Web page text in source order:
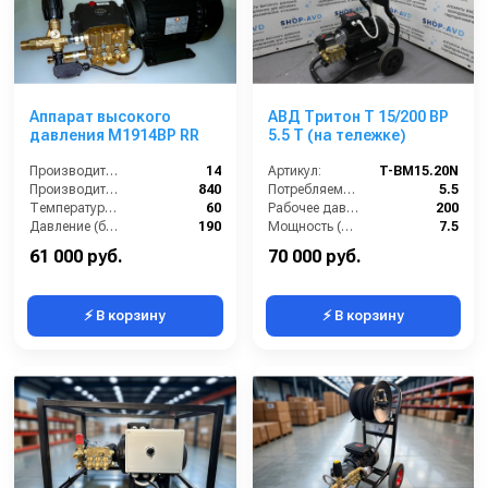
Аппарат высокого
давления M1914BP RR
Производительность (л/мин):
14
Производительность (л/ч):
840
Температура (°C):
60
Давление (бар):
190
61 000 руб.
⚡ В корзину
АВД Тритон T 15/200 BP
5.5 T (на тележке)
Артикул:
T-BM15.20N
Потребляемая мощность (кВт):
5.5
Рабочее давление (бар):
200
Мощность (л/с):
7.5
Макс. температура воды (°C):
70 000 руб.
⚡ В корзину